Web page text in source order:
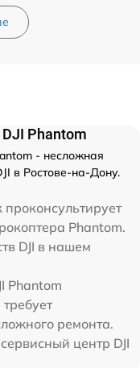
Phantom
- несложная
в Ростове-на-Дону.
Phantom.
DJI в нашем
Phantom
ремонта.
центр DJI